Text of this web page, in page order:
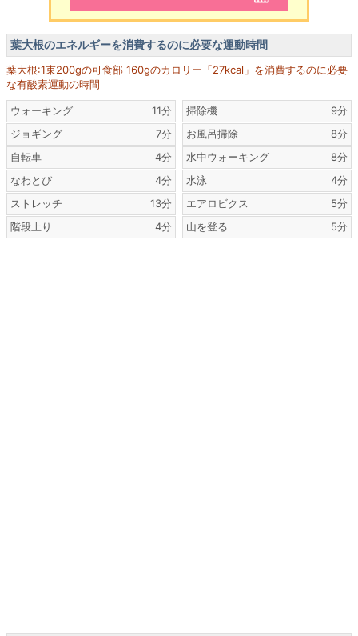
葉大根のエネルギーを消費するのに必要な運動時間
葉大根:1束200gの可食部 160gのカロリー「27kcal」を消費するのに必要
な有酸素運動の時間
ウォーキング
11分
ジョギング
7分
自転車
4分
なわとび
4分
ストレッチ
13分
階段上り
4分
掃除機
9分
お風呂掃除
8分
水中ウォーキング
8分
水泳
4分
エアロビクス
5分
山を登る
5分